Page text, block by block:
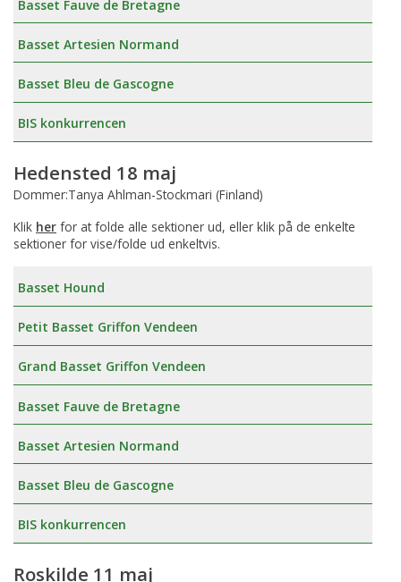
Basset Fauve de Bretagne
Basset Artesien Normand
Basset Bleu de Gascogne
BIS konkurrencen
Hedensted 18 maj
Dommer:Tanya Ahlman-Stockmari (Finland)
Klik her for at folde alle sektioner ud, eller klik på de enkelte
sektioner for vise/folde ud enkeltvis.
Basset Hound
Petit Basset Griffon Vendeen
Grand Basset Griffon Vendeen
Basset Fauve de Bretagne
Basset Artesien Normand
Basset Bleu de Gascogne
BIS konkurrencen
Roskilde 11 maj